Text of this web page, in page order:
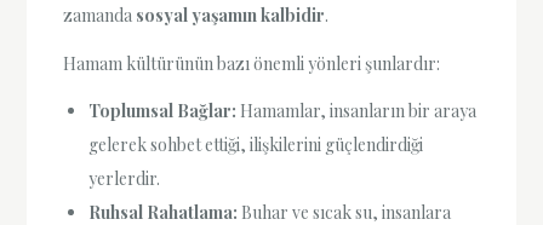
zamanda sosyal yaşamın kalbidir.
Hamam kültürünün bazı önemli yönleri şunlardır:
Toplumsal Bağlar: Hamamlar, insanların bir araya
gelerek sohbet ettiği, ilişkilerini güçlendirdiği
yerlerdir.
Ruhsal Rahatlama: Buhar ve sıcak su, insanlara